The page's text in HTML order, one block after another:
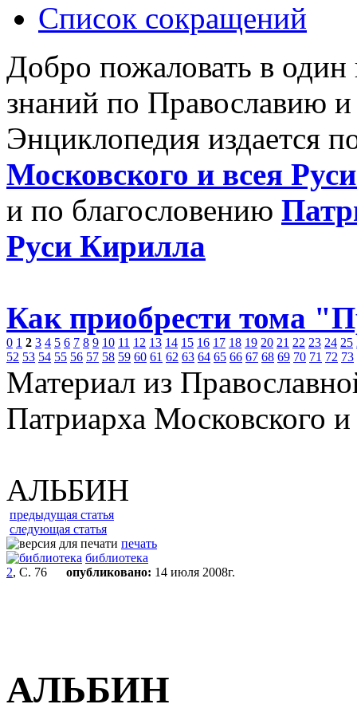
Список сокращений
Добро пожаловать в
знаний по Православию
Энциклопедия издается
Московского и всея
и по благословению
Руси Кирилла
Как приобрести тома
0 1 2 3 4 5 6 7 8 9 10 11 12 13 14 15 16 17 18 19 20 21 22 23 24 25
52 53 54 55 56 57 58 59 60 61 62 63 64 65 66 67 68 69 70 71 72 73
Материал из
Патриарха Московского
АЛЬБИН
предыдущая статья
следующая статья
печать
библиотека
2, С. 76 опубликовано: 14 июля 2008г.
АЛЬБИН